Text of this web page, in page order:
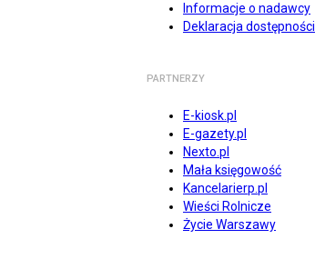
Informacje o nadawcy
Deklaracja dostępności
PARTNERZY
E-kiosk.pl
E-gazety.pl
Nexto.pl
Mała księgowość
Kancelarierp.pl
Wieści Rolnicze
Życie Warszawy